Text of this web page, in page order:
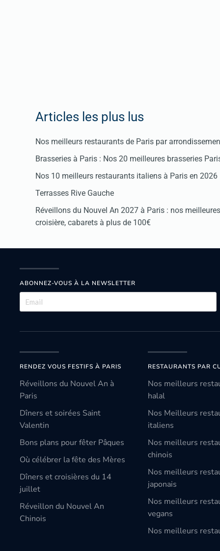
Articles les plus lus
Nos meilleurs restaurants de Paris par
Brasseries à Paris : Nos 20 meilleures brasseries
Nos 10 meilleurs restaurants italiens à Paris en 2026
Terrasses Rive Gauche
Réveillons du Nouvel An 2027 à Paris : nos
croisière, cabarets à plus de 100€
ABONNEZ-VOUS À LA NEWSLETTER
RENDEZ VOUS FESTIFS À PARIS
Réveillons du Nouvel An à
Paris
Dîners et soirées Saint
Valentin
Bons plans pour fêter Pâques
Où célébrer la fête des Mères
Dîners et croisières du 14
juillet
Réveillon du Nouvel An
Chinois
RESTAURANTS PAR
Nos meilleurs
halal
Nos Meilleurs
italiens
Nos meilleurs
chinois
Nos meilleurs
japonais
Nos meilleurs
vegans
Nos meilleurs